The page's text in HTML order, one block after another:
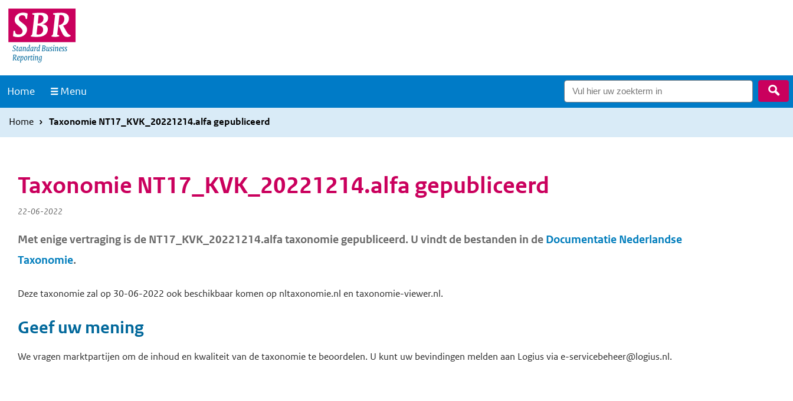
Overslaan
en
naar
Overslaan
en
naar
homepage
Home Menu
Home Taxonomie NT17_KVK_20221214.alfa gepubliceerd
Taxonomie NT17_KVK_20221214.alfa gepubliceerd
22-06-2022
Met enige vertraging is de NT17_KVK_20221214.alfa taxonomie gepubliceerd. U vindt de bestanden in de Documentatie Nederlandse
Taxonomie.
Deze taxonomie zal op 30-06-2022 ook beschikbaar komen op nltaxonomie.nl en taxonomie-viewer.nl.
Geef uw mening
We vragen marktpartijen om de inhoud en kwaliteit van de taxonomie te beoordelen. U kunt uw bevindingen melden aan Logius via e-servicebeheer@logius.nl.